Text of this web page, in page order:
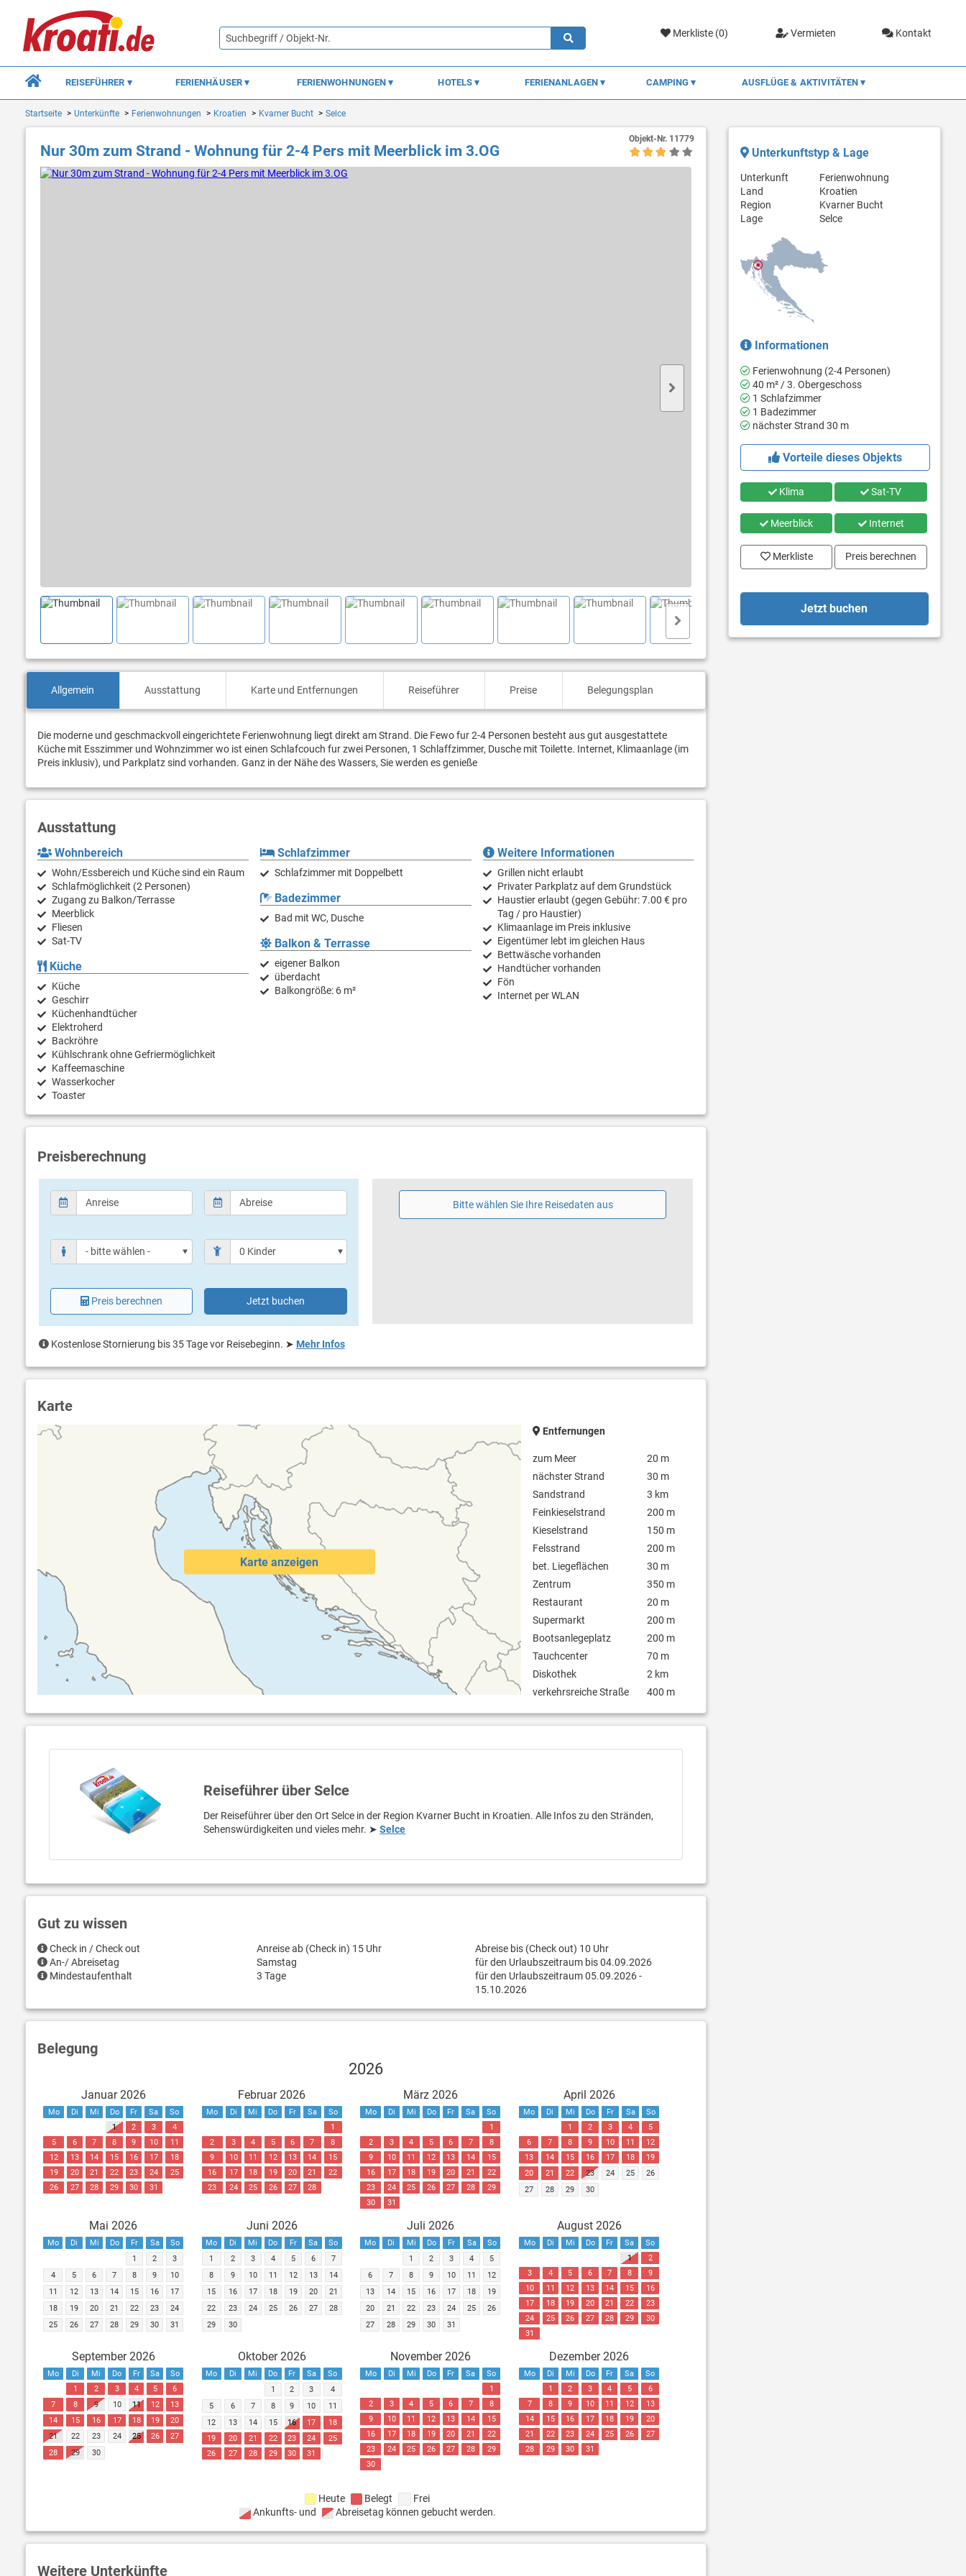
Merkliste (0) Vermieten Kontakt
REISEFÜHRER FERIENHÄUSER FERIENWOHNUNGEN HOTELS FERIENANLAGEN CAMPING AUSFLÜGE & AKTIVITÄTEN
Startseite Unterkünfte Ferienwohnungen Kroatien Kvarner Bucht Selce
Nur 30m zum Strand - Wohnung für 2-4 Pers mit Meerblick im 3.OG
Objekt-Nr. 11779
Allgemein Ausstattung Karte und Entfernungen Reiseführer Preise Belegungsplan
Die moderne und geschmackvoll eingerichtete Ferienwohnung liegt direkt am Strand. Die Fewo fur 2-4 Personen besteht aus gut ausgestattete
Küche mit Esszimmer und Wohnzimmer wo ist einen Schlafcouch fur zwei Personen, 1 Schlaffzimmer, Dusche mit Toilette. Internet, Klimaanlage (im
Preis inklusiv), und Parkplatz sind vorhanden. Ganz in der Nähe des Wassers, Sie werden es genieße
Ausstattung
Wohnbereich
Wohn/Essbereich und Küche sind ein Raum
Schlafmöglichkeit (2 Personen)
Zugang zu Balkon/Terrasse
Meerblick
Fliesen
Sat-TV
Küche
Küche
Geschirr
Küchenhandtücher
Elektroherd
Backröhre
Kühlschrank ohne Gefriermöglichkeit
Kaffeemaschine
Wasserkocher
Toaster
Schlafzimmer
Schlafzimmer mit Doppelbett
Badezimmer
Bad mit WC, Dusche
Balkon & Terrasse
eigener Balkon
überdacht
Balkongröße: 6 m²
Weitere Informationen
Grillen nicht erlaubt
Privater Parkplatz auf dem Grundstück
Haustier erlaubt (gegen Gebühr: 7.00 € pro
Tag / pro Haustier)
Klimaanlage im Preis inklusive
Eigentümer lebt im gleichen Haus
Bettwäsche vorhanden
Handtücher vorhanden
Fön
Internet per WLAN
Preisberechnung
Preis berechnen Jetzt buchen
Kostenlose Stornierung bis 35 Tage vor Reisebeginn. ➤ Mehr Infos
Bitte wählen Sie Ihre Reisedaten aus
Karte
Karte anzeigen
Entfernungen
zum Meer
20 m
nächster Strand
30 m
Sandstrand
3 km
Feinkieselstrand
200 m
Kieselstrand
150 m
Felsstrand
200 m
bet. Liegeflächen
30 m
Zentrum
350 m
Restaurant
20 m
Supermarkt
200 m
Bootsanlegeplatz
200 m
Tauchcenter
70 m
Diskothek
2 km
verkehrsreiche Straße
400 m
Reiseführer über Selce
Der Reiseführer über den Ort Selce in der Region Kvarner Bucht in Kroatien. Alle Infos zu den Stränden,
Sehenswürdigkeiten und vieles mehr. ➤Selce
Gut zu wissen
Check in / Check out Anreise ab (Check in) 15 Uhr
Abreise bis (Check out) 10 Uhr
An-/ Abreisetag
Samstag
für den Urlaubszeitraum bis 04.09.2026
Mindestaufenthalt
3 Tage
für den Urlaubszeitraum 05.09.2026 -
15.10.2026
Belegung
2026
Januar 2026
Mo Di Mi Do Fr Sa
So
1
2 3
4
5
6 7 8 9 10
11
12
13 14 15 16 17
18
19
20 21 22 23 24
25
26
27 28 29 30 31
Februar 2026
Mo Di Mi Do Fr Sa
So
1
2
3 4 5 6 7
8
9
10 11 12 13 14
15
16
17 18 19 20 21
22
23
24 25 26 27 28
März 2026
Mo Di Mi Do Fr Sa
So
1
2
3 4 5 6 7
8
9
10 11 12 13 14
15
16
17 18 19 20 21
22
23
24 25 26 27 28
29
30
31
April 2026
Mo Di Mi Do Fr Sa
So
1
2 3 4
5
6
7 8 9 10 11
12
13
14 15 16 17 18
19
20
21 22 23 24 25
26
27
28 29 30
Mai 2026
Mo Di Mi Do Fr Sa
So
1
2
3
4
5 6 7 8 9
10
11
12 13 14 15 16
17
18
19 20 21 22 23
24
25
26 27 28 29 30 31
Juni 2026
Mo Di Mi Do Fr Sa
So
1
2 3 4 5 6
7
8
9 10 11 12 13
14
15
16 17 18 19 20
21
22
23 24 25 26 27
28
29
30
Juli 2026
Mo Di Mi Do Fr Sa
So
1
2 3 4
5
6
7 8 9 10 11
12
13
14 15 16 17 18
19
20
21 22 23 24 25
26
27
28 29 30 31
August 2026
Mo Di Mi Do Fr Sa
So
1
2
3
4 5 6 7 8
9
10
11 12 13 14 15
16
17
18 19 20 21 22
23
24
25 26 27 28 29
30
31
September 2026
Mo Di Mi Do Fr Sa
So
1
2 3 4 5
6
7
8 9 10 11 12
13
14
15 16 17 18 19
20
21
22 23 24 25 26
27
28
29 30
Oktober 2026
Mo Di Mi Do Fr Sa
So
1
2 3
4
5
6 7 8 9 10
11
12
13 14 15 16 17
18
19
20 21 22 23 24
25
26
27 28 29 30 31
November 2026
Mo Di Mi Do Fr Sa
So
1
2
3 4 5 6 7
8
9
10 11 12 13 14
15
16
17 18 19 20 21
22
23
24 25 26 27 28
29
30
Dezember 2026
Mo Di Mi Do Fr Sa
So
1
2 3 4 5
6
7
8 9 10 11 12
13
14
15 16 17 18 19
20
21
22 23 24 25 26
27
28
29 30 31
Heute Belegt
Frei
Ankunfts- und
Abreisetag können gebucht werden.
Weitere Unterkünfte
Unterkunftstyp & Lage
Unterkunft
Ferienwohnung
Land
Kroatien
Region
Kvarner Bucht
Lage
Selce
Informationen
Ferienwohnung (2-4 Personen)
40 m² / 3. Obergeschoss
1 Schlafzimmer
1 Badezimmer
nächster Strand 30 m
Vorteile dieses Objekts
Klima Sat-TV
Meerblick Internet
Merkliste Preis berechnen
Jetzt buchen